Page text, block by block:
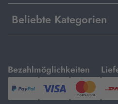
Beliebte Kategorien
Bezahlmöglichkeiten
mit
PayPal,Visa
und
mit